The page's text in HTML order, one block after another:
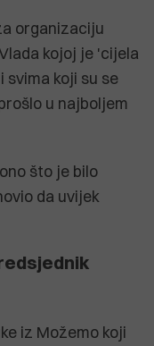
organizaciju
kojoj je 'cijela
svima koji su se
u najboljem
što je bilo
da uvijek
iz Možemo koji